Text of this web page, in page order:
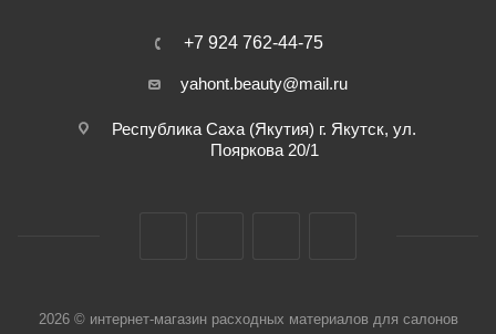
+7 924 762-44-75
yahont.beauty@mail.ru
Республика Саха (Якутия) г. Якутск, ул.
Пояркова 20/1
2026 © интернет-магазин расходных материалов для салонов